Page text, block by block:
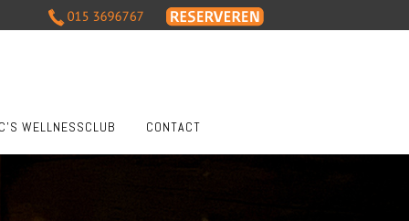
WELLNESSCLUB CONTACT